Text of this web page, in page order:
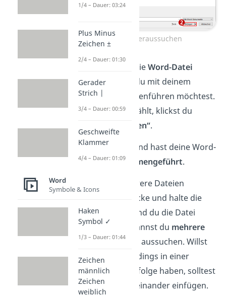
Dokument heraussuchen
Nun kannst du dir dieWord-Datei
heraussuchen, die du mit deinem
Dokument zusammenführen möchtest.
Hast du sie ausgewählt, klickst du
danach auf
„Einfügen“.
Jetzt bist du fertig und hast deine Word-
Dokumentezusammengeführt.
Tipp:
Willst du mehrere Dateien
einfügen, dann drücke und halte die
Strg]-Taste
, während du die Datei
auswählst. Damit kannst du mehrere
Dateiengleichzeitig aussuchen. Willst
du die Dateien allerdings in einer
bestimmten Reihenfolge haben, solltest
du sie einzeln nacheinander einfügen.
1/4 – Dauer: 03:24
Plus Minus
Zeichen ±
2/4 – Dauer: 01:30
Gerader
Strich |
3/4 – Dauer: 00:59
Geschweifte
Klammer
4/4 – Dauer: 01:09
Word
Symbole & Icons
Haken
Symbol ✓
1/3 – Dauer: 01:44
Zeichen
männlich
Zeichen
weiblich